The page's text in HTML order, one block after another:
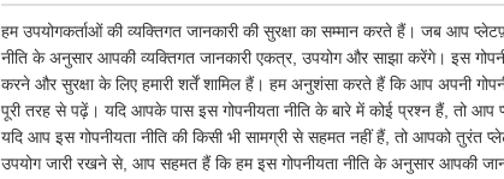
हम उपयोगकर्ताओं की व्यक्तिगत जानकारी की सुरक्षा का सम्मान करते हैं। जब आप
नीति के अनुसार आपकी व्यक्तिगत जानकारी एकत्र, उपयोग और साझा करेंगे। इस
करने और सुरक्षा के लिए हमारी शर्तें शामिल हैं। हम अनुशंसा करते हैं कि आप अपनी
पूरी तरह से पढ़ें। यदि आपके पास इस गोपनीयता नीति के बारे में कोई प्रश्न हैं, तो
यदि आप इस गोपनीयता नीति की किसी भी सामग्री से सहमत नहीं हैं, तो आपको तुरंत
उपयोग जारी रखने से, आप सहमत हैं कि हम इस गोपनीयता नीति के अनुसार आपकी